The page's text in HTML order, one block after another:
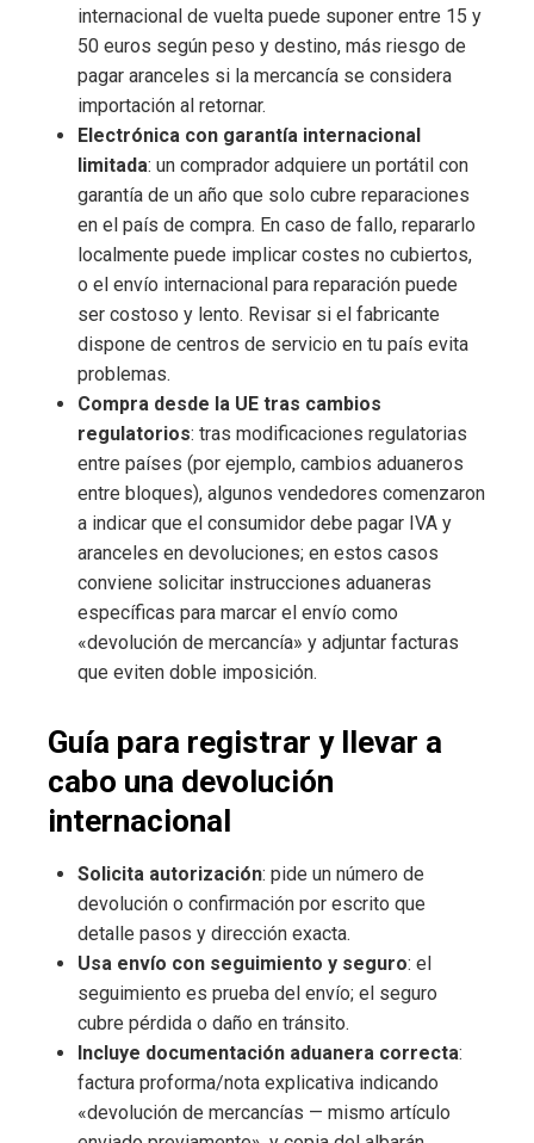
internacional de vuelta puede suponer entre 15 y
50 euros según peso y destino, más riesgo de
pagar aranceles si la mercancía se considera
importación al retornar.
Electrónica con garantía internacional
limitada: un comprador adquiere un portátil con
garantía de un año que solo cubre reparaciones
en el país de compra. En caso de fallo, repararlo
localmente puede implicar costes no cubiertos,
o el envío internacional para reparación puede
ser costoso y lento. Revisar si el fabricante
dispone de centros de servicio en tu país evita
problemas.
Compra desde la UE tras cambios
regulatorios: tras modificaciones regulatorias
entre países (por ejemplo, cambios aduaneros
entre bloques), algunos vendedores comenzaron
a indicar que el consumidor debe pagar IVA y
aranceles en devoluciones; en estos casos
conviene solicitar instrucciones aduaneras
específicas para marcar el envío como
«devolución de mercancía» y adjuntar facturas
que eviten doble imposición.
Guía para registrar y llevar a
cabo una devolución
internacional
Solicita autorización: pide un número de
devolución o confirmación por escrito que
detalle pasos y dirección exacta.
Usa envío con seguimiento y seguro: el
seguimiento es prueba del envío; el seguro
cubre pérdida o daño en tránsito.
Incluye documentación aduanera correcta:
factura proforma/nota explicativa indicando
«devolución de mercancías — mismo artículo